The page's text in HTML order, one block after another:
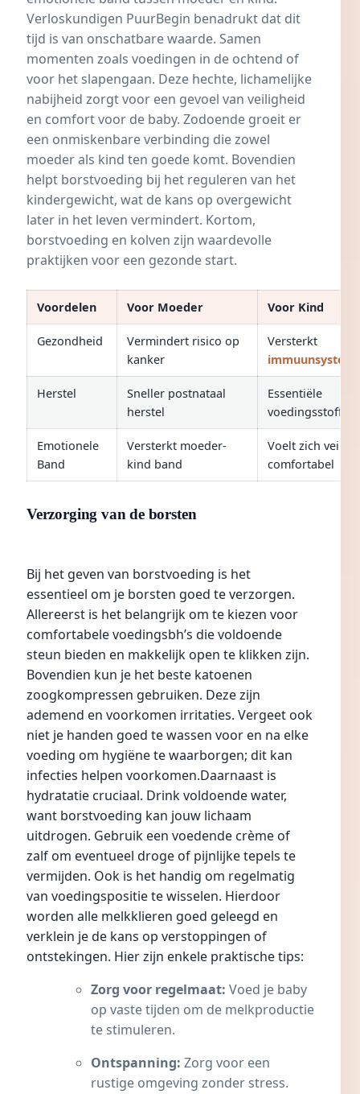
Verloskundigen PuurBegin benadrukt dat dit
tijd is van onschatbare waarde. Samen
momenten zoals voedingen in de ochtend of
voor het slapengaan. Deze hechte, lichamelijke
nabijheid zorgt voor een gevoel van veiligheid
en comfort voor de baby. Zodoende groeit er
een onmiskenbare verbinding die zowel
moeder als kind ten goede komt. Bovendien
helpt borstvoeding bij het reguleren van het
kindergewicht, wat de kans op overgewicht
later in het leven vermindert. Kortom,
borstvoeding en kolven zijn waardevolle
praktijken voor een gezonde start.
Voordelen Voor Moeder Voor Kind
Gezondheid
Vermindert risico op
kanker
Versterkt
Herstel
Sneller postnataal
herstel
Essentiële
voedingsstoffen
Emotionele
Band
Versterkt moeder-
kind band
Voelt zich veilig
comfortabel
Verzorging van de borsten
Bij het geven van borstvoeding is het
essentieel om je borsten goed te verzorgen.
Allereerst is het belangrijk om te kiezen voor
comfortabele voedingsbh’s die voldoende
steun bieden en makkelijk open te klikken zijn.
Bovendien kun je het beste katoenen
zoogkompressen gebruiken. Deze zijn
ademend en voorkomen irritaties. Vergeet ook
niet je handen goed te wassen voor en na elke
voeding om hygiëne te waarborgen; dit kan
infecties helpen voorkomen.Daarnaast is
hydratatie cruciaal. Drink voldoende water,
want borstvoeding kan jouw lichaam
uitdrogen. Gebruik een voedende crème of
zalf om eventueel droge of pijnlijke tepels te
vermijden. Ook is het handig om regelmatig
van voedingspositie te wisselen. Hierdoor
worden alle melkklieren goed geleegd en
verklein je de kans op verstoppingen of
ontstekingen. Hier zijn enkele praktische tips:
Zorg voor regelmaat: Voed je baby
op vaste tijden om de melkproductie
te stimuleren.
Ontspanning: Zorg voor een
rustige omgeving zonder stress.